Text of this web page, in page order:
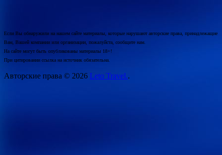
Если Вы обнаружили на нашем сайте материалы, которые нарушают авторские права, принадлежащие
Вам, Вашей компании или организации, пожалуйста, сообщите нам.
На сайте могут быть опубликованы материалы 18+!
При цитировании ссылка на источник обязательна.
Авторские права © 2026 Leto Travel..